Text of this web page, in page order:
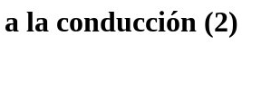
la conducción (2)